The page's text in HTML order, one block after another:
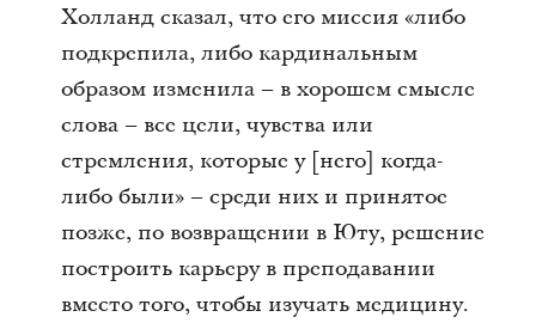
Холланд сказал, что его миссия «либо
подкрепила, либо кардинальным
образом изменила – в хорошем смысле
слова – все цели, чувства или
стремления, которые у [него] когда-
либо были» – среди них и принятое
позже, по возвращении в Юту, решение
построить карьеру в преподавании
вместо того, чтобы изучать медицину.